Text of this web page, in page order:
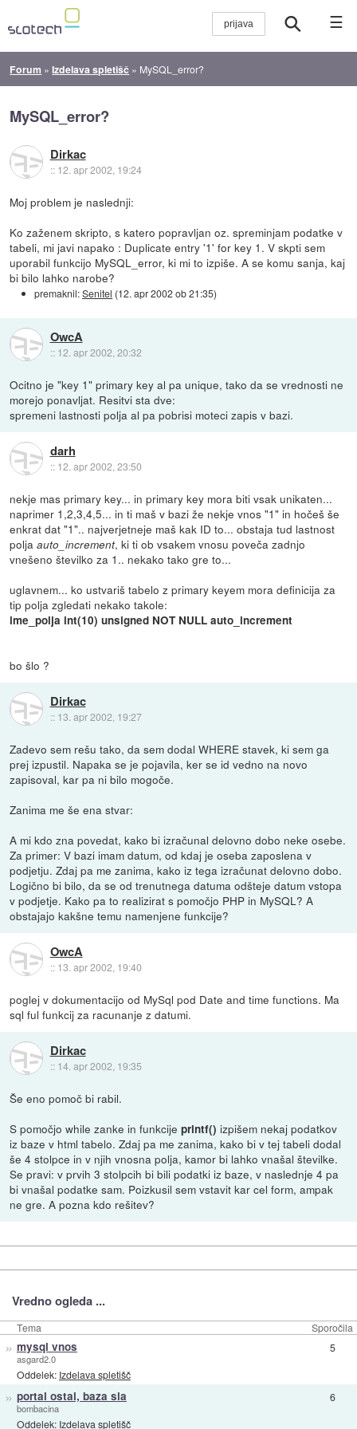
☰
Forum »Izdelava spletišč » MySQL_error?
MySQL_error?
Dirkac
:: 12. apr 2002, 19:24
Moj problem je naslednji:
Ko zaženem skripto, s katero popravljan oz. spreminjam podatke v
tabeli, mi javi napako : Duplicate entry '1' for key 1. V skpti sem
uporabil funkcijo MySQL_error, ki mi to izpiše. A se komu sanja, kaj
bi bilo lahko narobe?
premaknil:Senitel (12. apr 2002 ob 21:35)
OwcA
:: 12. apr 2002, 20:32
Ocitno je "key 1" primary key al pa unique, tako da se vrednosti ne
morejo ponavljat. Resitvi sta dve:
spremeni lastnosti polja al pa pobrisi moteci zapis v bazi.
darh
:: 12. apr 2002, 23:50
nekje mas primary key... in primary key mora biti vsak unikaten...
naprimer 1,2,3,4,5... in ti maš v bazi že nekje vnos "1" in hočeš še
enkrat dat "1".. najverjetneje maš kak ID to... obstaja tud lastnost
poljaauto_increment, ki ti ob vsakem vnosu poveča zadnjo
vnešeno številko za 1.. nekako tako gre to...
uglavnem... ko ustvariš tabelo z primary keyem mora definicija za
tip polja zgledati nekako takole:
ime_polja int(10) unsigned NOT NULL auto_increment
bo šlo ?
Dirkac
:: 13. apr 2002, 19:27
Zadevo sem rešu tako, da sem dodal WHERE stavek, ki sem ga
prej izpustil. Napaka se je pojavila, ker se id vedno na novo
zapisoval, kar pa ni bilo mogoče.
Zanima me še ena stvar:
A mi kdo zna povedat, kako bi izračunal delovno dobo neke osebe.
Za primer: V bazi imam datum, od kdaj je oseba zaposlena v
podjetju. Zdaj pa me zanima, kako iz tega izračunat delovno dobo.
Logično bi bilo, da se od trenutnega datuma odšteje datum vstopa
v podjetje. Kako pa to realizirat s pomočjo PHP in MySQL? A
obstajajo kakšne temu namenjene funkcije?
OwcA
:: 13. apr 2002, 19:40
poglej v dokumentacijo od MySql pod Date and time functions. Ma
sql ful funkcij za racunanje z datumi.
Dirkac
:: 14. apr 2002, 19:35
Še eno pomoč bi rabil.
S pomočjo while zanke in funkcijeprintf() izpišem nekaj podatkov
iz baze v html tabelo. Zdaj pa me zanima, kako bi v tej tabeli dodal
še 4 stolpce in v njih vnosna polja, kamor bi lahko vnašal številke.
Se pravi: v prvih 3 stolpcih bi bili podatki iz baze, v naslednje 4 pa
bi vnašal podatke sam. Poizkusil sem vstavit kar cel form, ampak
ne gre. A pozna kdo rešitev?
Vredno ogleda ...
Tema Sporočila
» mysql vnos
asgard2.0
Oddelek: Izdelava spletišč
5
» portal ostal, baza sla
bombacina
Oddelek: Izdelava spletišč
6